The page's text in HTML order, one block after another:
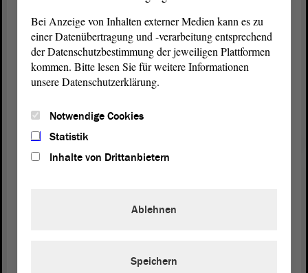
Deswegen kann man diesen Gesetzentwurf nur
ablehnen, und das tun wir als AfD hiermit. Auch
was Ihren Entschließungsantrag angeht: Hier
Planungs- und Investitionssicherheit sicherstellen zu
wollen, halte ich für blanken Hohn,
(Dr. Katja Pähle, SPD: Herr Köhler, das hat mit
demGesetz
Seidlitz, GRÜNE: Keine Ahnung, echt nicht!)
Bei Anzeige von Inhalten externer Medien kann es zu
einer Datenübertragung und -verarbeitung entsprechend
der Datenschutzbestimmung der jeweiligen Plattformen
kommen. Bitte lesen Sie für weitere Informationen
unsere Datenschutzerklärung.
Notwendige Cookies
Statistik
Inhalte von Drittanbietern
Ablehnen
Speichern